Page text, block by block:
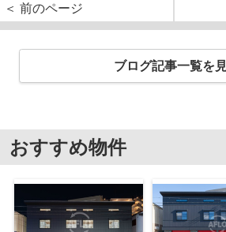
＜ 前のページ
ブログ記事一覧を
おすすめ物件